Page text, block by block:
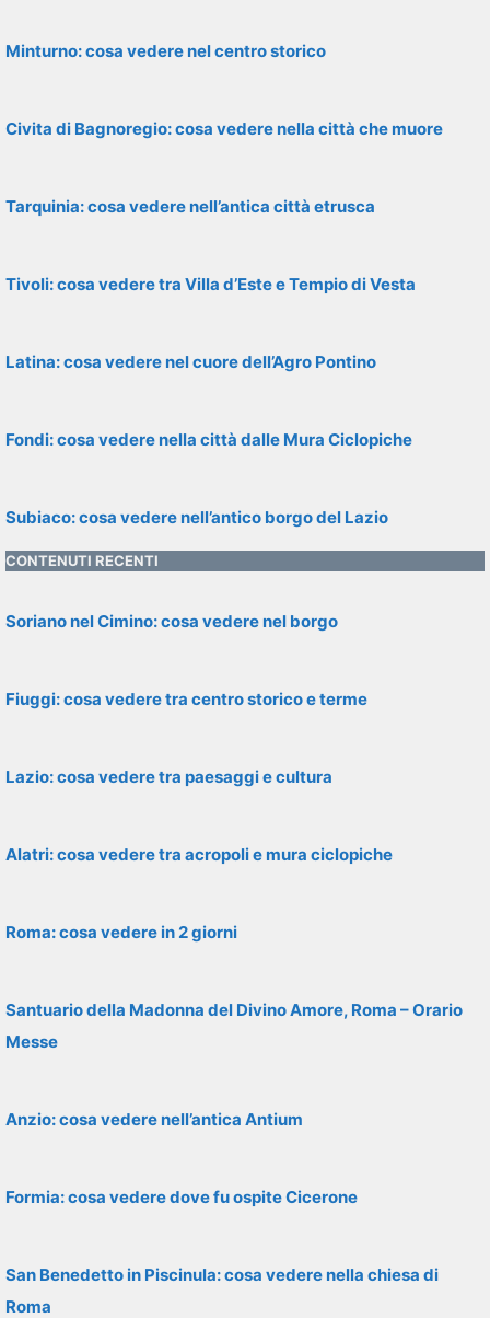
Minturno: cosa vedere nel centro storico
Civita di Bagnoregio: cosa vedere nella città che muore
Tarquinia: cosa vedere nell’antica città etrusca
Tivoli: cosa vedere tra Villa d’Este e Tempio di Vesta
Latina: cosa vedere nel cuore dell’Agro Pontino
Fondi: cosa vedere nella città dalle Mura Ciclopiche
Subiaco: cosa vedere nell’antico borgo del Lazio
CONTENUTI RECENTI
Soriano nel Cimino: cosa vedere nel borgo
Fiuggi: cosa vedere tra centro storico e terme
Lazio: cosa vedere tra paesaggi e cultura
Alatri: cosa vedere tra acropoli e mura ciclopiche
Roma: cosa vedere in 2 giorni
Santuario della Madonna del Divino Amore, Roma – Orario
Messe
Anzio: cosa vedere nell’antica Antium
Formia: cosa vedere dove fu ospite Cicerone
San Benedetto in Piscinula: cosa vedere nella chiesa di
Roma